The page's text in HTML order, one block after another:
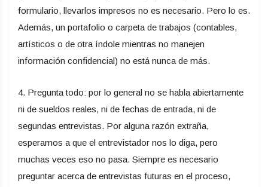
formulario, llevarlos impresos no es necesario. Pero lo es.
Además, un portafolio o carpeta de trabajos (contables,
artísticos o de otra índole mientras no manejen
información confidencial) no está nunca de más.
4. Pregunta todo: por lo general no se habla abiertamente
ni de sueldos reales, ni de fechas de entrada, ni de
segundas entrevistas. Por alguna razón extraña,
esperamos a que el entrevistador nos lo diga, pero
muchas veces eso no pasa. Siempre es necesario
preguntar acerca de entrevistas futuras en el proceso,